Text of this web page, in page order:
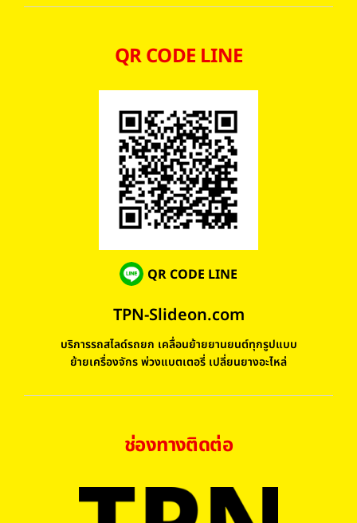
QR CODE LINE
QR CODE LINE
TPN-Slideon.com
บริการรถสไลด์รถยก เคลื่อนย้ายยานยนต์ทุกรูปแบบ
ย้ายเครื่องจักร พ่วงแบตเตอรี่ เปลี่ยนยางอะไหล่
ช่องทางติดต่อ